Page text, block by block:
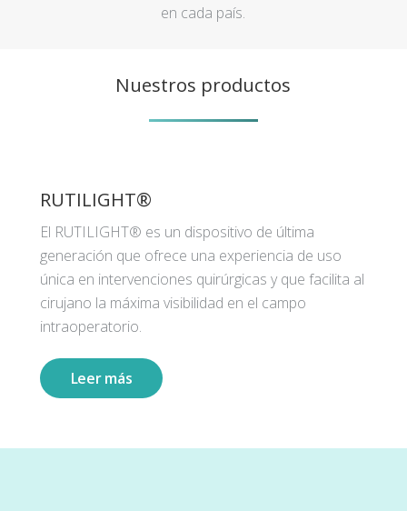
en cada país.
Nuestros productos
RUTILIGHT®
El RUTILIGHT® es un dispositivo de última
generación que ofrece una experiencia de uso
única en intervenciones quirúrgicas y que facilita al
cirujano la máxima visibilidad en el campo
intraoperatorio.
Leer más